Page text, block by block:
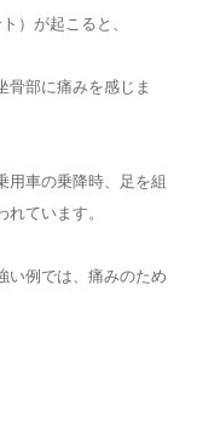
）が起こると、
骨部に痛みを感じま
用車の乗降時、足を組
ています。
い例では、痛みのため